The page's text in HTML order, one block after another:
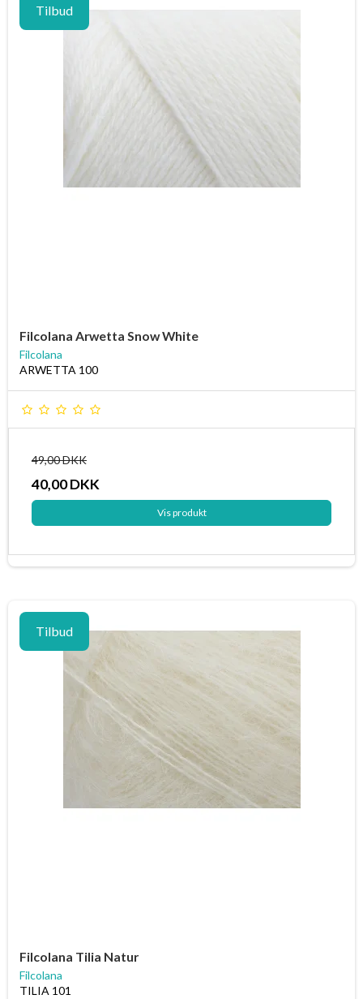
Tilbud
Filcolana Arwetta Snow White
Filcolana
ARWETTA 100
49,00 DKK
40,00 DKK
Vis produkt
Tilbud
Filcolana Tilia Natur
Filcolana
TILIA 101